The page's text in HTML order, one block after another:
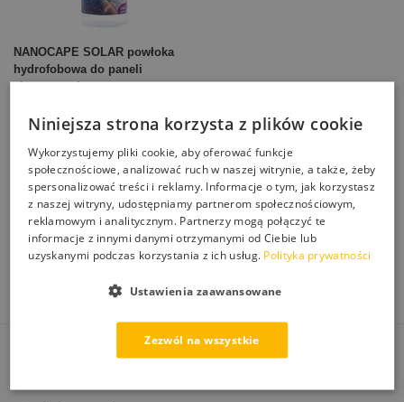
NANOCAPE SOLAR powłoka
hydrofobowa do paneli
słonecznych
Wyświetlanie wszystkich wyników: 3
Impregnacja, ochrona paneli fotowoltaicznych przed
zabrudzenia, środki chemiczne do poprawienia wydajności
solarów.
Darmowa dostawa
Niniejsza strona korzysta z plików cookie
Wykorzystujemy pliki cookie, aby oferować funkcje
społecznościowe, analizować ruch w naszej witrynie, a także, żeby
spersonalizować treści i reklamy. Informacje o tym, jak korzystasz
z naszej witryny, udostępniamy partnerom społecznościowym,
reklamowym i analitycznym. Partnerzy mogą połączyć te
informacje z innymi danymi otrzymanymi od Ciebie lub
uzyskanymi podczas korzystania z ich usług. Polityka prywatności
Zezwól na wszystkie
Ustawienia zaawansowane